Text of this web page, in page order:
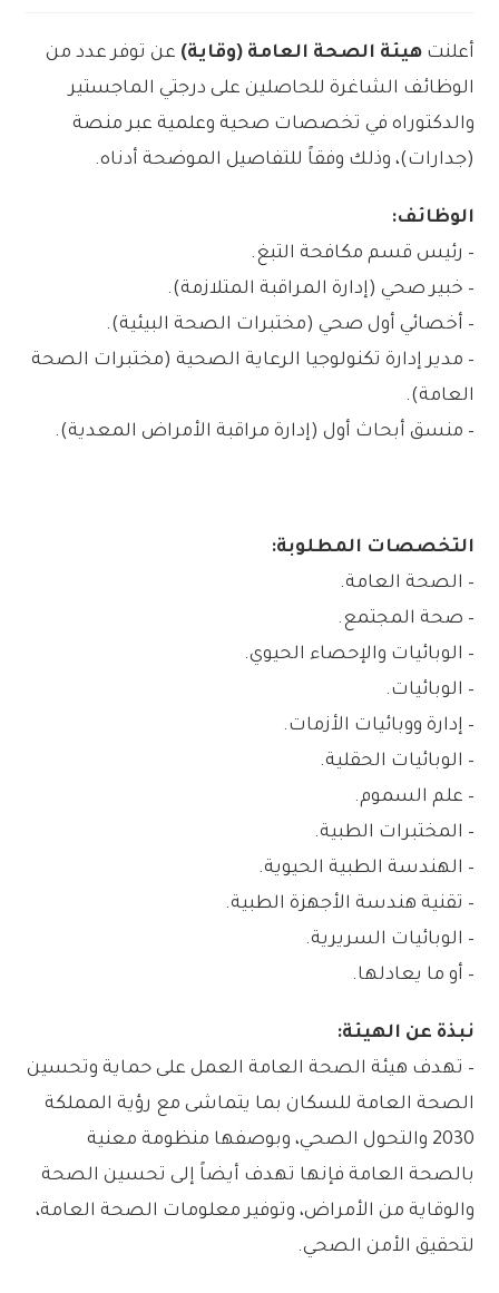
أعلنتهيئة الصحة العامة (وقاية) عن توفر عدد من
الوظائف الشاغرة للحاصلين على درجتي الماجستير
والدكتوراه في تخصصات صحية وعلمية عبر منصة
(جدارات)، وذلك وفقاً للتفاصيل الموضحة أدناه.
الوظائف:
– رئيس قسم مكافحة التبغ.
– خبير صحي (إدارة المراقبة المتلازمة).
– أخصائي أول صحي (مختبرات الصحة البيئية).
– مدير إدارة تكنولوجيا الرعاية الصحية (مختبرات الصحة
العامة).
– منسق أبحاث أول (إدارة مراقبة الأمراض المعدية).
التخصصات المطلوبة:
– الصحة العامة.
– صحة المجتمع.
– الوبائيات والإحصاء الحيوي.
– الوبائيات.
– إدارة ووبائيات الأزمات.
– الوبائيات الحقلية.
– علم السموم.
– المختبرات الطبية.
– الهندسة الطبية الحيوية.
– تقنية هندسة الأجهزة الطبية.
– الوبائيات السريرية.
– أو ما يعادلها.
نبذة عن الهيئة:
– تهدف هيئة الصحة العامة العمل على حماية وتحسين
الصحة العامة للسكان بما يتماشى مع رؤية المملكة
2030 والتحول الصحي، وبوصفها منظومة معنية
بالصحة العامة فإنها تهدف أيضاً إلى تحسين الصحة
والوقاية من الأمراض، وتوفير معلومات الصحة العامة،
لتحقيق الأمن الصحي.